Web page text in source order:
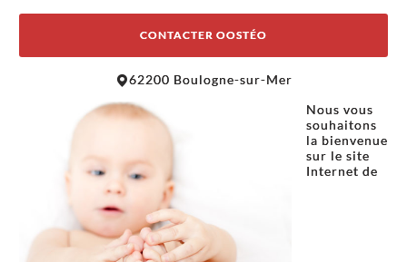
CONTACTER OOSTÉO
62200 Boulogne-sur-Mer
Nous vous
souhaitons
la bienvenue
sur le site
Internet de